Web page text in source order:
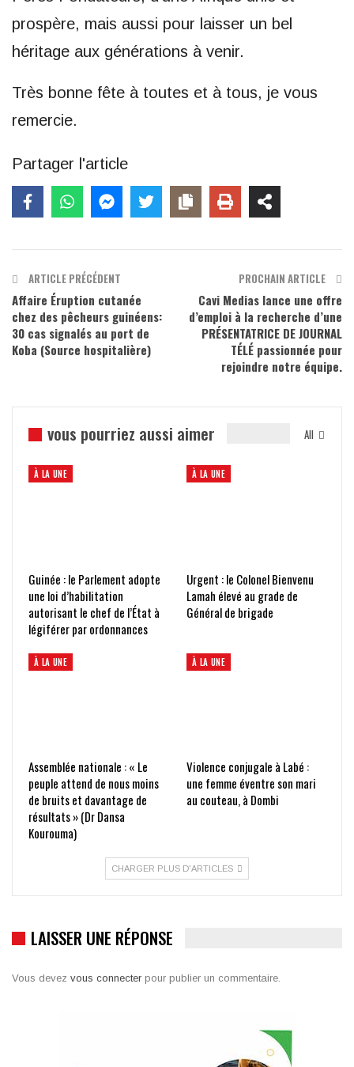
prospère, mais aussi pour laisser un bel
héritage aux générations à venir.
Très bonne fête à toutes et à tous, je vous
remercie.
Partager l'article
ARTICLE PRÉCÉDENT
Affaire Éruption cutanée
chez des pêcheurs guinéens:
30 cas signalés au port de
Koba (Source hospitalière)
PROCHAIN ARTICLE
Cavi Medias lance une offre
d’emploi à la recherche d’une
PRÉSENTATRICE DE JOURNAL
TÉLÉ passionnée pour
rejoindre notre équipe.
All
vous pourriez aussi aimer
À LA UNE
Guinée : le Parlement adopte
une loi d’habilitation
autorisant le chef de l’État à
légiférer par ordonnances
À LA UNE
Urgent : le Colonel Bienvenu
Lamah élevé au grade de
Général de brigade
À LA UNE
Assemblée nationale : « Le
peuple attend de nous moins
de bruits et davantage de
résultats » (Dr Dansa
Kourouma)
À LA UNE
Violence conjugale à Labé :
une femme éventre son mari
au couteau, à Dombi
CHARGER PLUS D'ARTICLES
LAISSER UNE RÉPONSE
Vous devez vous connecter pour publier un commentaire.